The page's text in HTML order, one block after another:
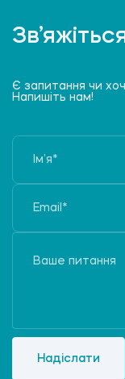
Є запитання чи
Напишіть нам!
Надіслати